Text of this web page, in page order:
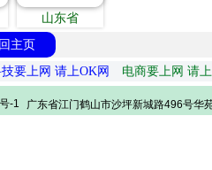
山东省
主页
要上网 请上OK网 电商要上网 请
-1 广东省江门鹤山市沙坪新城路496号华